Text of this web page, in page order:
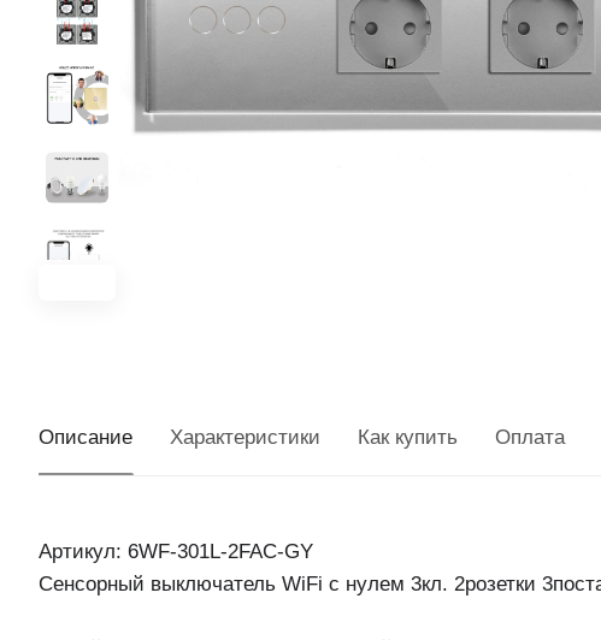
Описание Характеристики Как купить Оплата
Артикул: 6WF-301L-2FAC-GY
Сенсорный выключатель WiFi с нулем 3кл. 2розетки